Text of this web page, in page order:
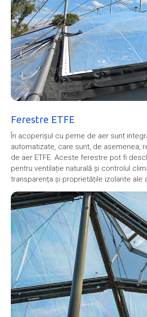
Ferestre ETFE
În acoperișul cu perne de aer sunt
automatizate, care sunt, de asemenea,
de aer ETFE. Aceste ferestre pot fi
pentru ventilație naturală și controlul
transparența și proprietățile izolante ale